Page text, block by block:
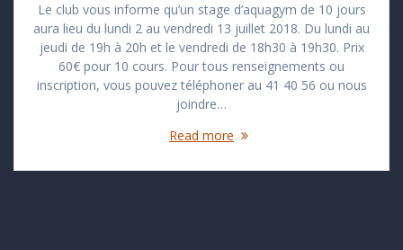
Le club vous informe qu’un stage d’aquagym de 10 jours
aura lieu du lundi 2 au vendredi 13 juillet 2018. Du lundi au
jeudi de 19h à 20h et le vendredi de 18h30 à 19h30. Prix
60€ pour 10 cours. Pour tous renseignements ou
inscription, vous pouvez téléphoner au 41 40 56 ou nous
joindre…
Read more